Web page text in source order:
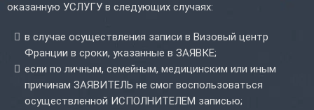
оказанную УСЛУГУ в следующих случаях:
в случае осуществления записи в Визовый центр
Франции в сроки, указанные в ЗАЯВКЕ;
если по личным, семейным, медицинским или иным
причинам ЗАЯВИТЕЛЬ не смог воспользоваться
осуществленной ИСПОЛНИТЕЛЕМ записью;